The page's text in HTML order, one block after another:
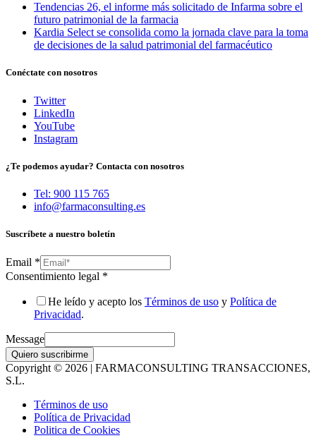
Tendencias 26, el informe más solicitado de Infarma sobre el
futuro patrimonial de la farmacia
Kardia Select se consolida como la jornada clave para la toma
de decisiones de la salud patrimonial del farmacéutico
Conéctate con nosotros
Twitter
LinkedIn
YouTube
Instagram
¿Te podemos ayudar? Contacta con nosotros
Tel: 900 115 765
info@farmaconsulting.es
Suscríbete a nuestro boletín
Email *
Consentimiento legal *
He leído y acepto los Términos de uso y Política de
Privacidad.
Message
Quiero suscribirme
Copyright © 2026 | FARMACONSULTING TRANSACCIONES,
S.L.
Términos de uso
Política de Privacidad
Politica de Cookies